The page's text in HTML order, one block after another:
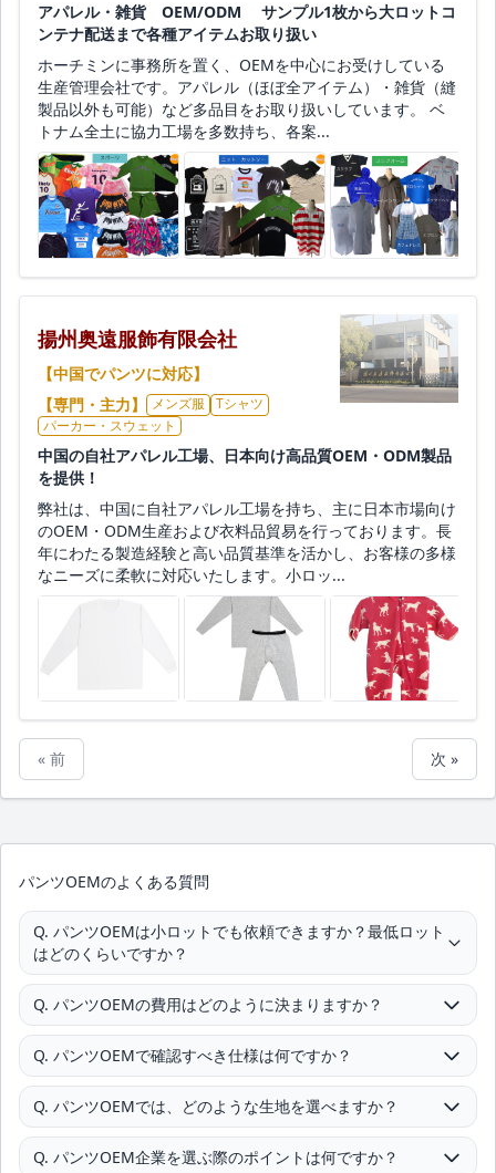
アパレル・雑貨 OEM/ODM サンプル1枚から大ロットコ
ンテナ配送まで各種アイテムお取り扱い
ホーチミンに事務所を置く、OEMを中心にお受けしている
生産管理会社です。アパレル（ほぼ全アイテム）・雑貨（縫
製品以外も可能）など多品目をお取り扱いしています。 ベ
トナム全土に協力工場を多数持ち、各案...
揚州奥遠服飾有限会社
【中国でパンツに対応】
【専門・主力】
メンズ服
Tシャツ
パーカー・スウェット
中国の自社アパレル工場、日本向け高品質OEM・ODM製品
を提供！
弊社は、中国に自社アパレル工場を持ち、主に日本市場向け
のOEM・ODM生産および衣料品貿易を行っております。長
年にわたる製造経験と高い品質基準を活かし、お客様の多様
なニーズに柔軟に対応いたします。小ロッ...
« 前 次 »
パンツOEMのよくある質問
Q. パンツOEMは小ロットでも依頼できますか？最低ロット
はどのくらいですか？
Q. パンツOEMの費用はどのように決まりますか？
Q. パンツOEMで確認すべき仕様は何ですか？
Q. パンツOEMでは、どのような生地を選べますか？
Q. パンツOEM企業を選ぶ際のポイントは何ですか？